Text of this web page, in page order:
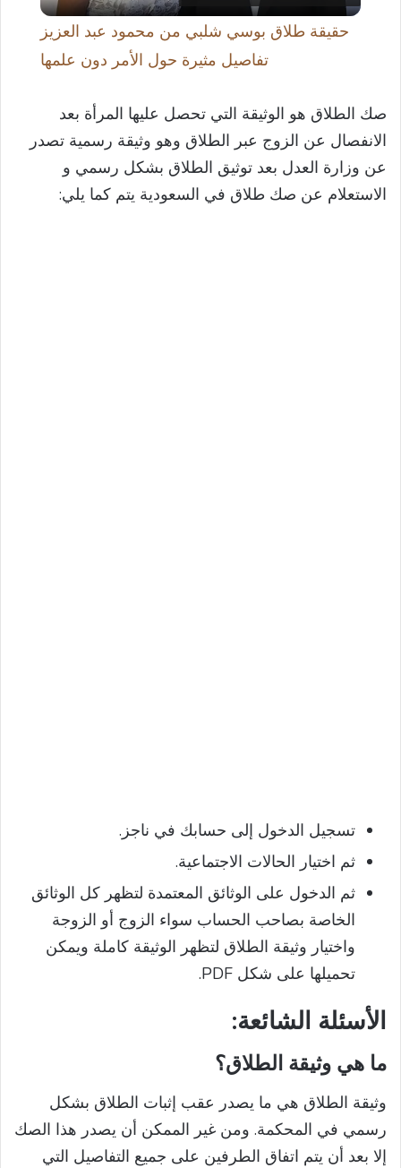
a
y
V
حقيقة طلاق بوسي شلبي من محمود عبد العزيز
تفاصيل مثيرة حول الأمر دون علمها
صك الطلاق هو الوثيقة التي تحصل عليها المرأة بعد
الانفصال عن الزوج عبر الطلاق وهو وثيقة رسمية تصدر
عن وزارة العدل بعد توثيق الطلاق بشكل رسمي و
الاستعلام عن صك طلاق في السعودية يتم كما يلي:
تسجيل الدخول إلى حسابك في ناجز.
ثم اختيار الحالات الاجتماعية.
ثم الدخول على الوثائق المعتمدة لتظهر كل الوثائق
الخاصة بصاحب الحساب سواء الزوج أو الزوجة
واختيار وثيقة الطلاق لتظهر الوثيقة كاملة ويمكن
تحميلها على شكل PDF.
الأسئلة الشائعة:
ما هي وثيقة الطلاق؟
وثيقة الطلاق هي ما يصدر عقب إثبات الطلاق بشكل
رسمي في المحكمة. ومن غير الممكن أن يصدر هذا الصك
إلا بعد أن يتم اتفاق الطرفين على جميع التفاصيل التي